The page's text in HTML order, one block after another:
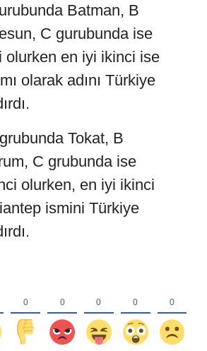
Batman, B
C gurubunda ise
olurken en iyi ikinci ise
olarak adını Türkiye
Tokat, B
C grubunda ise
olurken, en iyi ikinci
ismini Türkiye